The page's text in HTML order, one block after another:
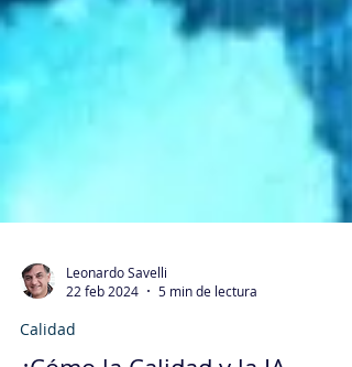
Leonardo Savelli
22 feb 2024